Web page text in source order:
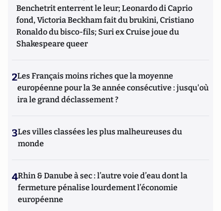
Benchetrit enterrent le leur; Leonardo di Caprio
fond, Victoria Beckham fait du brukini, Cristiano
Ronaldo du bisco-fils; Suri ex Cruise joue du
Shakespeare queer
2Les Français moins riches que la moyenne
européenne pour la 3e année consécutive : jusqu'où
ira le grand déclassement ?
3Les villes classées les plus malheureuses du
monde
4Rhin & Danube à sec : l’autre voie d’eau dont la
fermeture pénalise lourdement l’économie
européenne